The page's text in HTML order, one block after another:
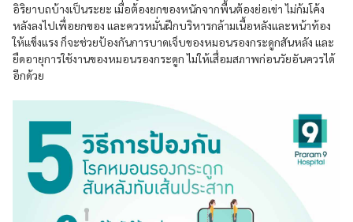
อิริยาบถบ้างเป็นระยะ เมื่อต้องยกของหนักจากพื้นต้องย่อเข่า ไม่ก้มโค้ง
หลังลงไปเพื่อยกของ และควรหมั่นฝึกบริหารกล้ามเนื้อหลังและหน้าท้อง
ให้แข็งแรง ก็จะช่วยป้องกันการบาดเจ็บของหมอนรองกระดูกสันหลัง และ
ยืดอายุการใช้งานของหมอนรองกระดูก ไม่ให้เสื่อมสภาพก่อนวัยอันควรได้
อีกด้วย